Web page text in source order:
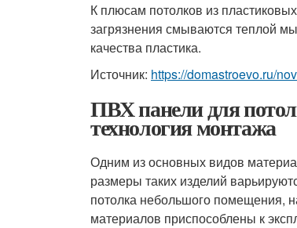
К плюсам потолков из
загрязнения смываются теплой
качества пластика.
Источник: https://domastroevo.ru/
ПВХ панели для
технология монтажа
Одним из основных видов
размеры таких изделий
потолка небольшого помещения,
материалов приспособлены к